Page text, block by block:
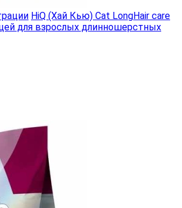
HiQ (Хай Кью) Cat LongHair care
для взрослых длинношерстных